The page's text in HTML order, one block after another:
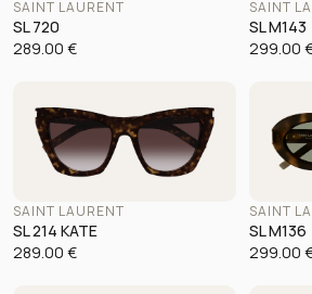
SAINT LAURENT
SL 720
289.00 €
SAINT
SL M143
299.00
SAINT LAURENT
SL 214 KATE
289.00 €
SAINT
SL M136
299.00